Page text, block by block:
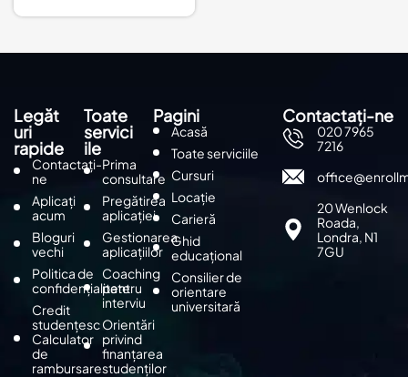
Legăt
uri
rapide
Contactați-
ne
Aplicați
acum
Bloguri
vechi
Politica de
confidențialitate
Credit
studențesc
Calculator
de
rambursare
Toate
servici
ile
Prima
consultare
Pregătirea
aplicației
Gestionarea
aplicațiilor
Coaching
pentru
interviu
Orientări
privind
finanțarea
studenților
Pagini
Acasă
Toate serviciile
Cursuri
Locație
Carieră
Ghid
educațional
Consilier de
orientare
universitară
Contactați-ne
020 7965
7216
20 Wenlock
Roada,
Londra, N1
7GU